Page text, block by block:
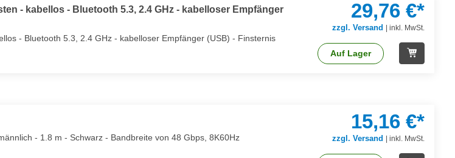
- kabellos - Bluetooth 5.3, 2.4 GHz - kabelloser Empfänger
- Bluetooth 5.3, 2.4 GHz - kabelloser Empfänger (USB) - Finsternis
29,76 €*
zzgl. Versand |inkl. MwSt.
Auf Lager
- 1.8 m - Schwarz - Bandbreite von 48 Gbps, 8K60Hz
15,16 €*
zzgl. Versand |inkl. MwSt.